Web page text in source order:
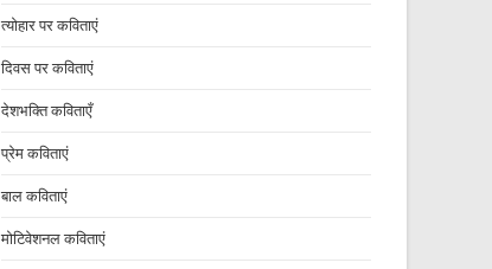
त्योहार पर कविताएं
दिवस पर कविताएं
देशभक्ति कविताएँ
प्रेम कविताएं
बाल कविताएं
मोटिवेशनल कविताएं